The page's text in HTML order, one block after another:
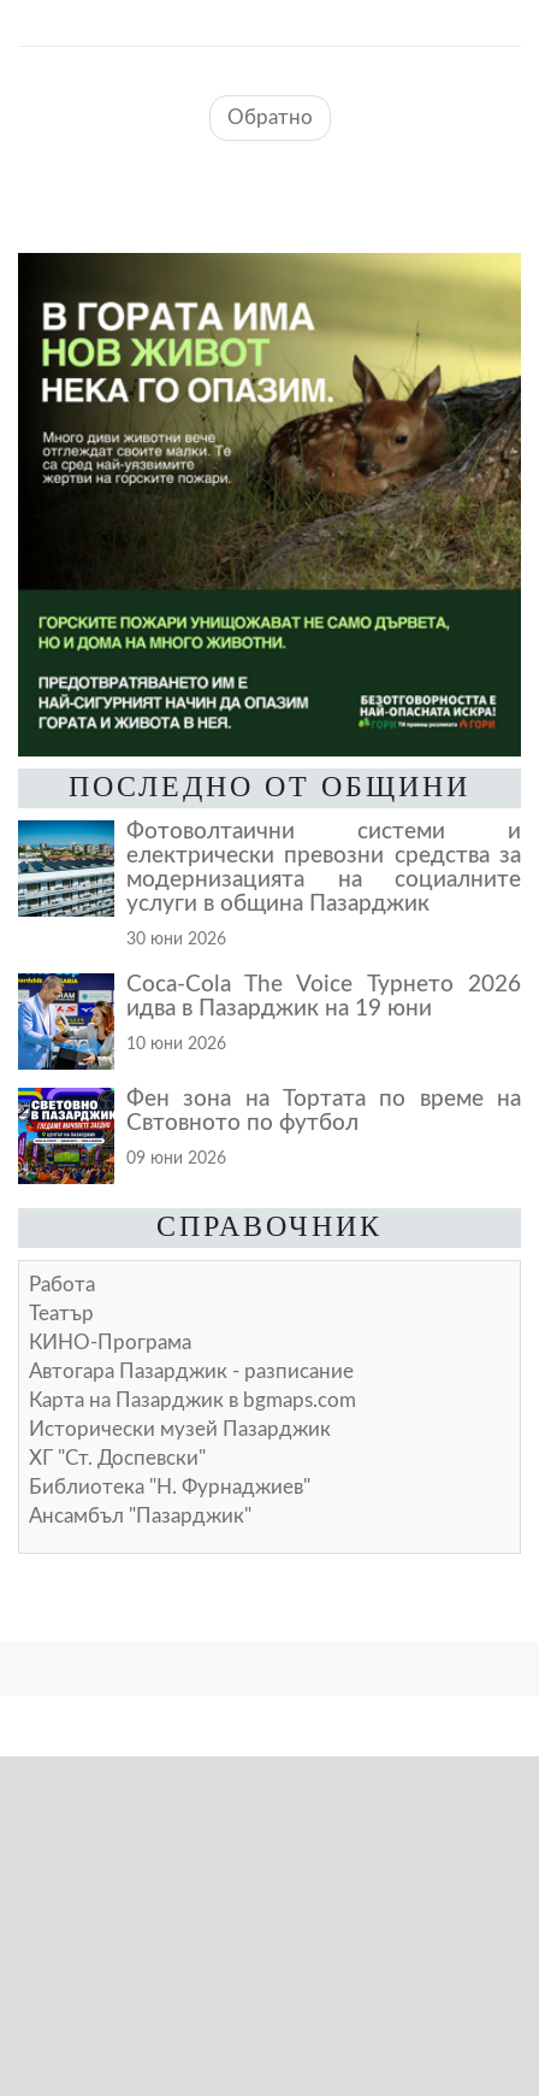
Обратно
ПОСЛЕДНО ОТ ОБЩИНИ
Фотоволтаични системи и
електрически превозни средства за
модернизацията на социалните
услуги в община Пазарджик
30 юни 2026
Coca-Cola The Voice Турнето 2026
идва в Пазарджик на 19 юни
10 юни 2026
Фен зона на Тортата по време на
Свтовното по футбол
09 юни 2026
СПРАВОЧНИК
Работа
Театър
КИНО-Програма
Автогара Пазарджик - разписание
Карта на Пазарджик в bgmaps.com
Исторически музей Пазарджик
ХГ "Ст. Доспевски"
Библиотека "Н. Фурнаджиев"
Ансамбъл "Пазарджик"